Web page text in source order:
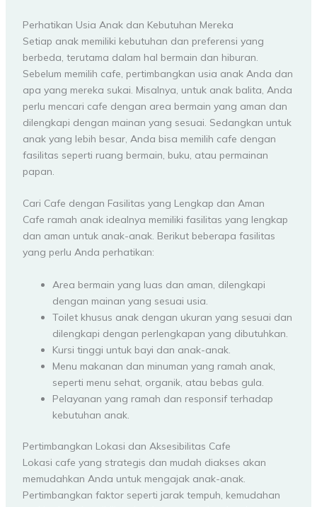
Perhatikan Usia Anak dan Kebutuhan Mereka
Setiap anak memiliki kebutuhan dan preferensi yang
berbeda, terutama dalam hal bermain dan hiburan.
Sebelum memilih cafe, pertimbangkan usia anak Anda dan
apa yang mereka sukai. Misalnya, untuk anak balita, Anda
perlu mencari cafe dengan area bermain yang aman dan
dilengkapi dengan mainan yang sesuai. Sedangkan untuk
anak yang lebih besar, Anda bisa memilih cafe dengan
fasilitas seperti ruang bermain, buku, atau permainan
papan.
Cari Cafe dengan Fasilitas yang Lengkap dan Aman
Cafe ramah anak idealnya memiliki fasilitas yang lengkap
dan aman untuk anak-anak. Berikut beberapa fasilitas
yang perlu Anda perhatikan:
Area bermain yang luas dan aman, dilengkapi
dengan mainan yang sesuai usia.
Toilet khusus anak dengan ukuran yang sesuai dan
dilengkapi dengan perlengkapan yang dibutuhkan.
Kursi tinggi untuk bayi dan anak-anak.
Menu makanan dan minuman yang ramah anak,
seperti menu sehat, organik, atau bebas gula.
Pelayanan yang ramah dan responsif terhadap
kebutuhan anak.
Pertimbangkan Lokasi dan Aksesibilitas Cafe
Lokasi cafe yang strategis dan mudah diakses akan
memudahkan Anda untuk mengajak anak-anak.
Pertimbangkan faktor seperti jarak tempuh, kemudahan